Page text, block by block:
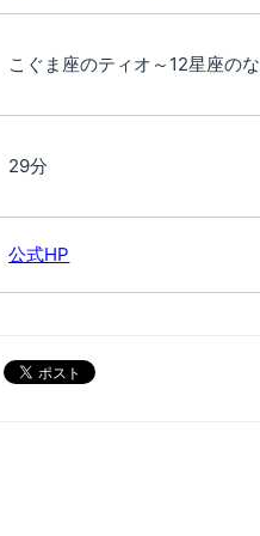
こぐま座のティオ～12星座の
29分
公式HP